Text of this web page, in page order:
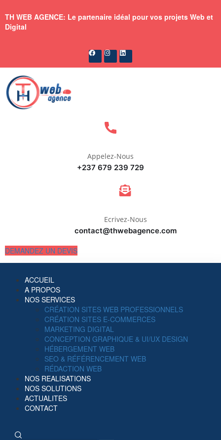
TH WEB AGENCE: Le partenaire idéal pour vos projets Web et
Digital
Appelez-Nous
+237 679 239 729
Ecrivez-Nous
contact@thwebagence.com
DEMANDEZ UN DEVIS
ACCUEIL
A PROPOS
NOS SERVICES
CRÉATION SITES WEB PROFESSIONNELS
CRÉATION SITES E-COMMERCES
MARKETING DIGITAL
CONCEPTION GRAPHIQUE & UI/UX DESIGN
HÉBERGEMENT WEB
SEO & RÉFÉRENCEMENT WEB
RÉDACTION WEB
NOS REALISATIONS
NOS SOLUTIONS
ACTUALITES
CONTACT